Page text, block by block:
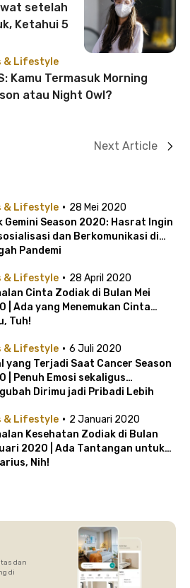
setelah
Ketahui 5
& Lifestyle
Kamu Termasuk Morning
atau Night Owl?
Next Article
& Lifestyle · 28 Mei 2020
Gemini Season 2020: Hasrat Ingin
dan Berkomunikasi di
Pandemi
& Lifestyle · 28 April 2020
Cinta Zodiak di Bulan Mei
| Ada yang Menemukan Cinta
Tuh!
& Lifestyle · 6 Juli 2020
yang Terjadi Saat Cancer Season
| Penuh Emosi sekaligus
Dirimu jadi Pribadi Lebih
& Lifestyle · 2 Januari 2020
Kesehatan Zodiak di Bulan
2020 | Ada Tantangan untuk
Nih!
dan
di